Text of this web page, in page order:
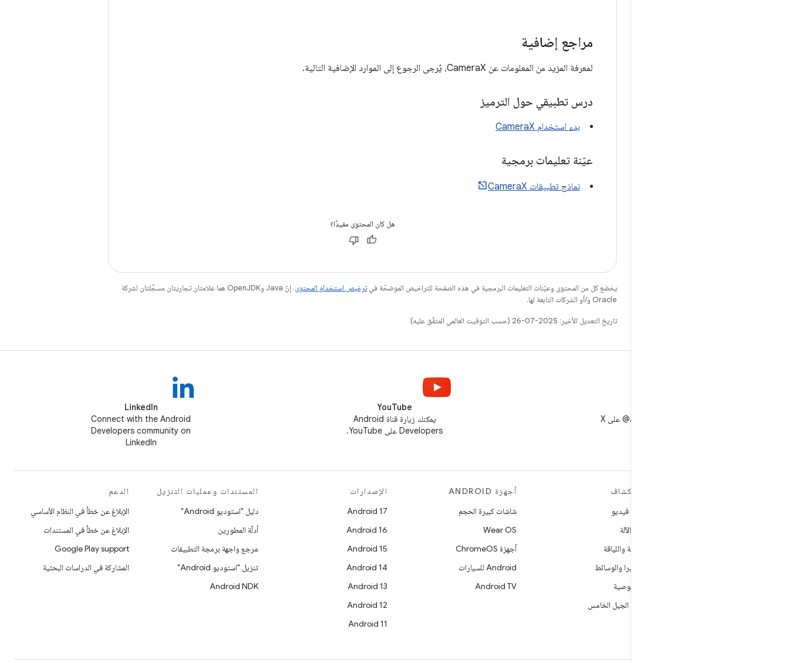
مراجع إضافية
لمعرفة المزيد من المعلومات عن CameraX، يُرجى الرجوع إلى الموارد الإضافية التالية.
درس تطبيقي حول الترميز
بدء استخدام CameraX
عيّنة تعليمات برمجية
نماذج تطبيقات CameraX
هل كان المحتوى مفيدًا؟
يخضع كل من المحتوى وعيّنات التعليمات البرمجية في هذه الصفحة للتراخيص الموضحّة فيترخيص استخدام المحتوى
. إنّ Java وOpenJDK هما علامتان تجاريتان مسجَّلتان لشركة
Oracle و/أو الشركات التابعة لها.
تاريخ التعديل الأخير: 2025-07-26 (حسب التوقيت العالمي المتفَّق عليه)
YouTube
يمكنك زيارة قناة Android
Developers على YouTube.
LinkedIn
Connect with the Android
Developers community on
LinkedIn
استكشاف
ألعاب فيديو
تعلُم الآلة
الصحة واللياقة
الكاميرا والوسائط
الخصوصية
شبكة الجيل الخامس
أجهزة ANDROID
شاشات كبيرة الحجم
Wear OS
أجهزة ChromeOS
Android للسيارات
Android TV
الإصدارات
Android 17
Android 16
Android 15
Android 14
Android 13
Android 12
Android 11
المستندات وعمليات التنزيل
دليل "استوديو Android"
أدلّة المطورين
مرجع واجهة برمجة التطبيقات
تنزيل "استوديو Android"
Android NDK
الدعم
الإبلاغ عن خطأ في النظام الأساسي
الإبلاغ عن خطأ في المستندات
Google Play support
المشاركة في الدراسات البحثية